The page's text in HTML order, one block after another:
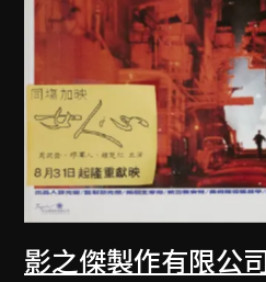
影之傑製作有限公司